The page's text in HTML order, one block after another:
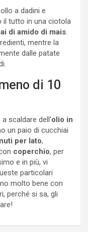
a dadini e
il tutto in una ciotola
di amido di mais.
mentre la
dalle patate
di 10
scaldare dell’olio in
un paio di cucchiai
per lato,
coperchio, per
e in più, vi
particolari
molto bene con
perché si sa, gli